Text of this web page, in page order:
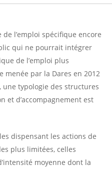
l’emploi spécifique encore
qui ne pourrait intégrer
de l’emploi plus
menée par la Dares en 2012
une typologie des structures
et d’accompagnement est
dispensant les actions de
plus limitées, celles
moyenne dont la